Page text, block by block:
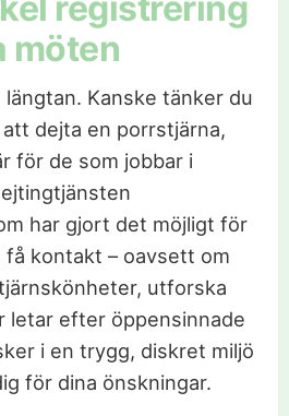
möten
Kanske tänker du
dejta en porrstjärna,
för de som jobbar i
har gjort det möjligt för
kontakt – oavsett om
utforska
letar efter öppensinnade
i en trygg, diskret miljö
för dina önskningar.